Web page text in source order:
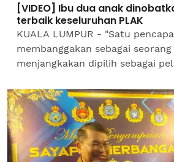
[VIDEO] Ibu dua anak
terbaik keseluruhan PLAK
KUALA LUMPUR - "Satu
membanggakan sebagai
menjangkakan dipilih sebagai
Abdullah, 32, yang dipilih...